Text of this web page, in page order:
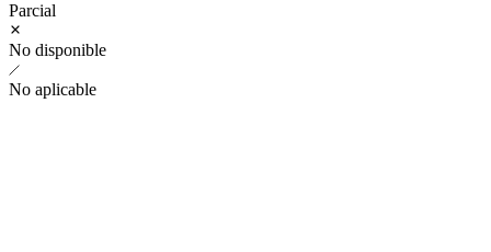
Parcial
No disponible
No aplicable